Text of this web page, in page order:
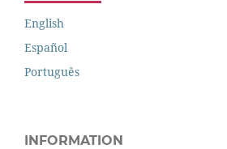
English
Español
Português
INFORMATION